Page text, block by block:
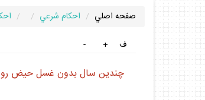
صفحه اصلي احكام شرعي
ف
+
-
چندين سال بدون غسل حيض